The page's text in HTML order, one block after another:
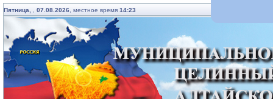
Пятница, 07.08.2026 , местное время 14:23